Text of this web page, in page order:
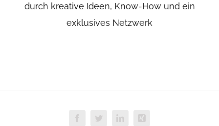
durch kreative Ideen, Know-How und ein
exklusives Netzwerk
FacebookTwitterLinkedInXing